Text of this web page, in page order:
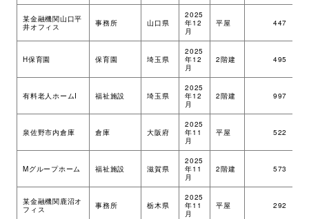
建築実例
取扱商品
環境・社会への取り組み
モッケン便り
某金融機関山口平
井オフィス
事務所 山口県
2025
年12
月
平屋 447
H保育園 保育園 埼玉県
2025
年12
月
2階建 495
有料老人ホームI 福祉施設 埼玉県
2025
年12
月
2階建 997
泉佐野市内倉庫 倉庫 大阪府
2025
年11
月
平屋 522
Mグループホーム 福祉施設 滋賀県
2025
年11
月
2階建 573
某金融機関鹿沼オ
フィス
事務所 栃木県
2025
年11
月
平屋 292